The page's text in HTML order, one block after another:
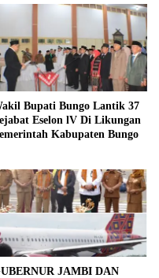
Bupati Bungo Lantik 37
Eselon lV Di Likungan
Kabupaten Bungo
JAMBI DAN